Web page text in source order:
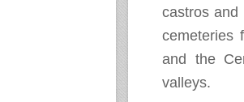
castros and
cemeteries
and the
valleys.